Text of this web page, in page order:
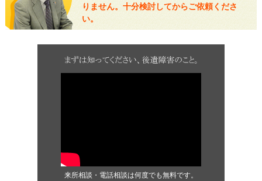
りません。十分検討してからご依頼くださ
い。
来所相談・電話相談は何度でも無料です。